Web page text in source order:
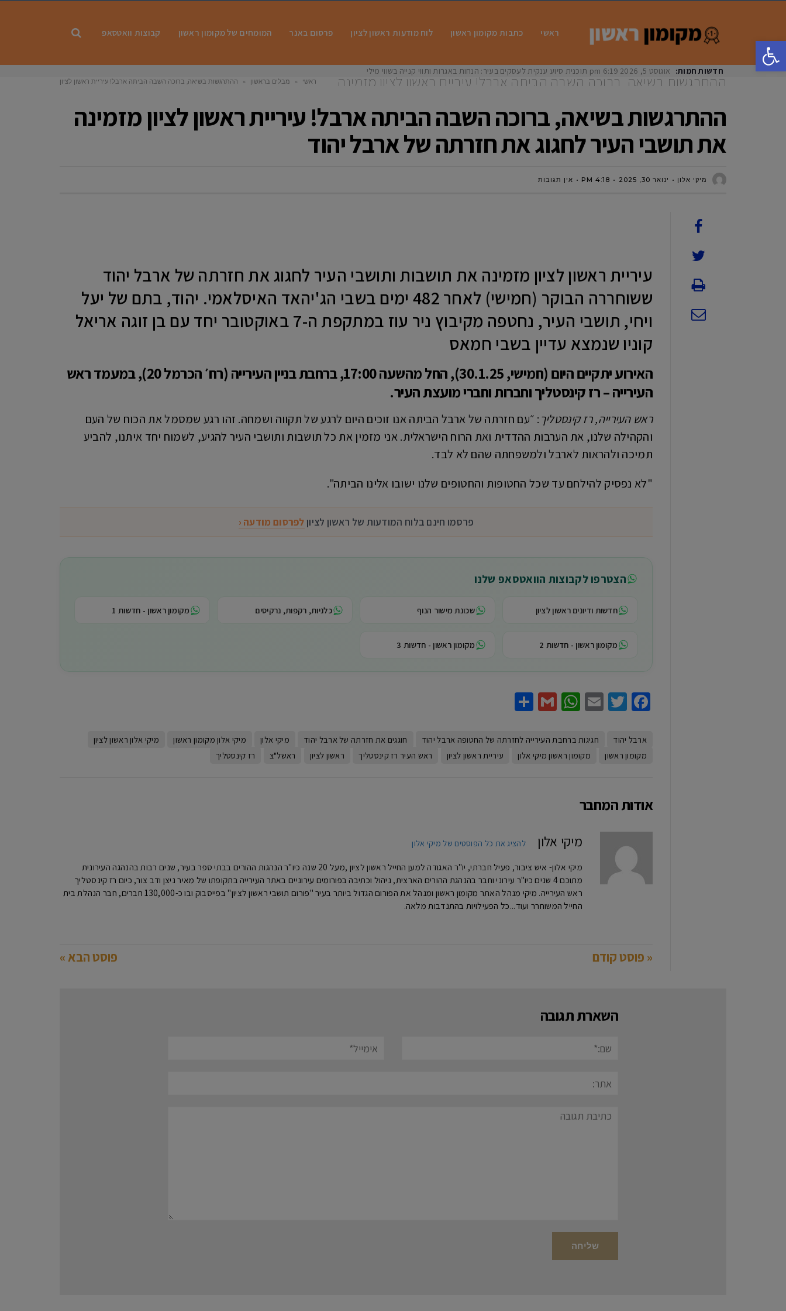
פתח סרגל נגישות
ראשי כתבות מקומון ראשון לוח מודעות ראשון לציון פרסום באנר המומחים של מקומון ראשון קבוצות וואטסאפ
חדשות חמות: אוגוסט 5, 2026 6:19 pm תוכנית סיוע ענקית לעסקים בעיר: הנחות באגרות ותווי קנייה בשווי מיליונים הצ
ההתרגשות בשיאה, ברוכה השבה הביתה ארבל! עיריית ראשון לציון מזמינה
את תושבי העיר לחגוג את חזרתה של ארבל יהוד ראשי » מבלים בראשון »
ההתרגשות בשיאה, ברוכה השבה הביתה ארבל! עיריית ראשון לציון
ההתרגשות בשיאה, ברוכה השבה הביתה ארבל! עיריית ראשון לציון מזמינה
את תושבי העיר לחגוג את חזרתה של ארבל יהוד
מיקי אלון ינואר 30, 2025 4:18 PM אין תגובות
עיריית ראשון לציון מזמינה את תושבות ותושבי העיר לחגוג את חזרתה של ארבל יהוד
ששוחררה הבוקר (חמישי) לאחר 482 ימים בשבי הג'יהאד האיסלאמי. יהוד, בתם של יעל
ויחי, תושבי העיר, נחטפה מקיבוץ ניר עוז במתקפת ה-7 באוקטובר יחד עם בן זוגה אריאל
קוניו שנמצא עדיין בשבי חמאס
האירוע יתקיים היום (חמישי, 30.1.25), החל מהשעה 17:00, ברחבת בניין העירייה (רח׳ הכרמל 20), במעמד ראש
העירייה – רז קינסטליך וחברות וחברי מועצת העיר.
ראש העירייה, רז קינסטליך: ״עם חזרתה של ארבל הביתה אנו זוכים היום לרגע של תקווה ושמחה. זהו רגע שמסמל את הכוח של העם
והקהילה שלנו, את הערבות ההדדית ואת הרוח הישראלית. אני מזמין את כל תושבות ותושבי העיר להגיע, לשמוח יחד איתנו, להביע
תמיכה ולהראות לארבל ולמשפחתה שהם לא לבד.
"לא נפסיק להילחם עד שכל החטופות והחטופים שלנו ישובו אלינו הביתה".
פרסמו חינם בלוח המודעות של ראשון לציון לפרסום מודעה ‹
הצטרפו לקבוצות הוואטסאפ שלנו
חדשות ודיונים ראשון לציון שכונת מישור הנוף כלניות, רקפות, נרקיסים מקומון ראשון - חדשות 1
מקומון ראשון - חדשות 2 מקומון ראשון - חדשות 3
Facebook
Twitter
Email
WhatsApp
Gmail
ארבל יהוד חגיגות ברחבת העירייה לחזרתה של החטופה ארבל יהוד חוגגים את חזרתה של ארבל יהוד מיקי אלון מיקי אלון מקומון ראשון
מיקי אלון ראשון לציון
מקומון ראשון
מקומון ראשון מיקי אלון עיריית ראשון לציון ראש העיר רז קינסטליך ראשון לציון ראשל"צ רז קינסטליך
אודות המחבר
מיקי אלון להציג את כל הפוסטים של מיקי אלון
מיקי אלון- איש ציבור, פעיל חברתי, יו"ר האגודה למען החייל ראשון לציון ,מעל 20 שנה כיו"ר הנהגות ההורים בבתי ספר בעיר, שנים רבות בהנהגה העירונית
מתוכם 4 שנים כיו"ר עירוני וחבר בהנהגת ההורים הארצית, ניהול וכתיבה בפורומים עירוניים באתר העירייה בתקופתו של מאיר ניצן ודב צור, כיום רז קינסטליך
ראש העירייה. מיקי מנהל האתר מקומון ראשון ומנהל את הפורום הגדול ביותר בעיר "פורום תושבי ראשון לציון" בפייסבוק ובו כ-130,000 חברים, חבר הנהלת בית
החייל המשוחרר ועוד...כל הפעילויות בהתנדבות מלאה.
« פוסט קודם פוסט הבא »
השארת תגובה
תגובה